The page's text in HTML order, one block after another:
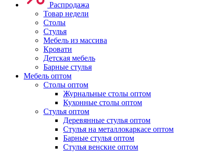
Распродажа
Товар недели
Столы
Стулья
Мебель из массива
Кровати
Детская мебель
Барные стулья
Мебель оптом
Столы оптом
Журнальные столы оптом
Кухонные столы оптом
Стулья оптом
Деревянные стулья оптом
Стулья на металлокаркасе оптом
Барные стулья оптом
Стулья венские оптом